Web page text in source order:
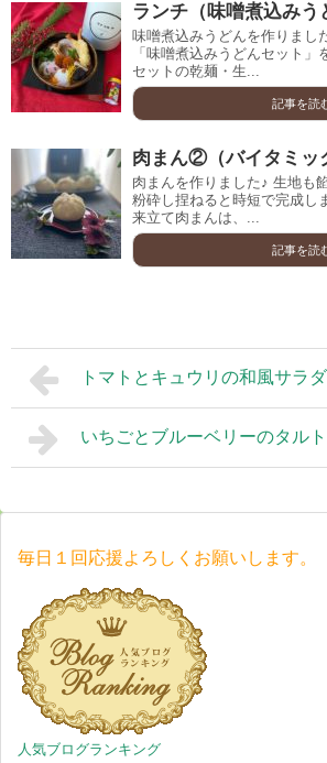
ランチ（味噌煮込みう
味噌煮込みうどんを作りまし
「味噌煮込みうどんセット
セットの乾麺・生...
記事を読
肉まん②（バイタミッ
肉まんを作りました♪ 生地も
粉砕し捏ねると時短で完成し
来立て肉まんは、...
記事を読
トマトとキュウリの和風サラダ
いちごとブルーベリーのタルト
毎日１回応援よろしくお願いします。
人気ブログランキング